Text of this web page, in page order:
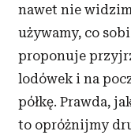
nawet nie
używamy, co
proponuje
lodówek i na
półkę. Prawda,
to opróżnijmy